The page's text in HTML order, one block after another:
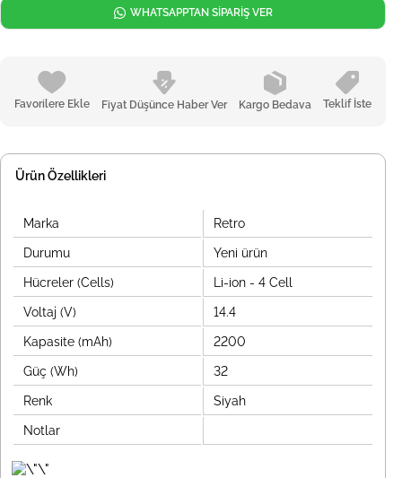
Favorilere Ekle Fiyat Düşünce Haber Ver Kargo Bedava Teklif İste
WHATSAPPTAN SİPARİŞ VER
Ürün Özellikleri
Marka Retro
Durumu Yeni ürün
Hücreler (Cells) Li-ion - 4 Cell
Voltaj (V) 14.4
Kapasite (mAh) 2200
Güç (Wh) 32
Renk Siyah
Notlar